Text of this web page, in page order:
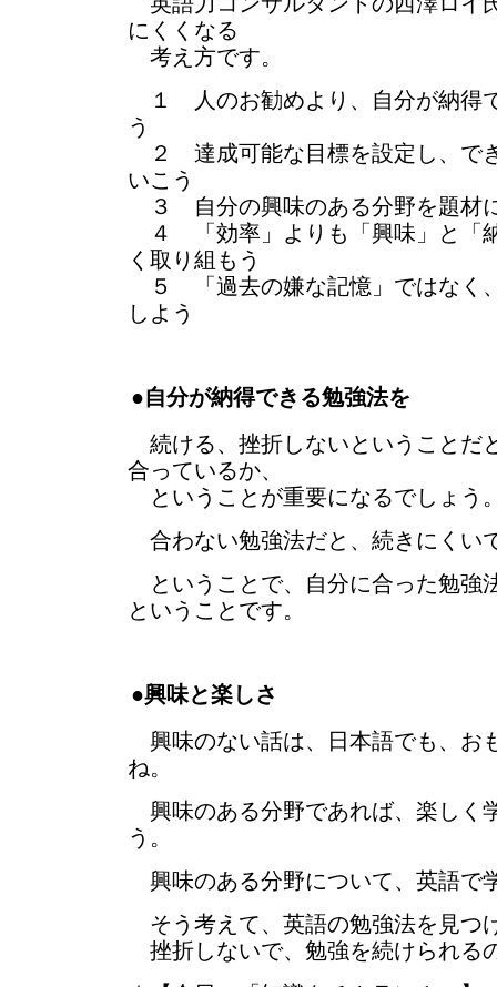
にくくなる
考え方です。
１ 人のお勧めより、自分が納得
う
２ 達成可能な目標を設定し、で
いこう
３ 自分の興味のある分野を題材
４ 「効率」よりも「興味」と「
く取り組もう
５ 「過去の嫌な記憶」ではなく
しよう
●自分が納得できる勉強法を
続ける、挫折しないということだ
合っているか、
ということが重要になるでしょう
合わない勉強法だと、続きにくい
ということで、自分に合った勉強
ということです。
●興味と楽しさ
興味のない話は、日本語でも、お
ね。
興味のある分野であれば、楽しく
う。
興味のある分野について、英語で
そう考えて、英語の勉強法を見つ
挫折しないで、勉強を続けられる